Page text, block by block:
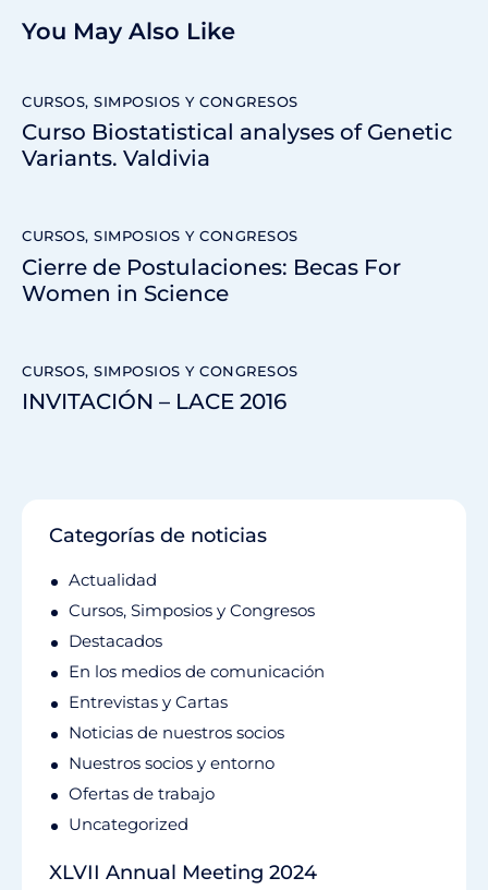
You May Also Like
CURSOS, SIMPOSIOS Y CONGRESOS
Curso Biostatistical analyses of Genetic
Variants. Valdivia
CURSOS, SIMPOSIOS Y CONGRESOS
Cierre de Postulaciones: Becas For
Women in Science
CURSOS, SIMPOSIOS Y CONGRESOS
INVITACIÓN – LACE 2016
Categorías de noticias
Actualidad
Cursos, Simposios y Congresos
Destacados
En los medios de comunicación
Entrevistas y Cartas
Noticias de nuestros socios
Nuestros socios y entorno
Ofertas de trabajo
Uncategorized
XLVII Annual Meeting 2024